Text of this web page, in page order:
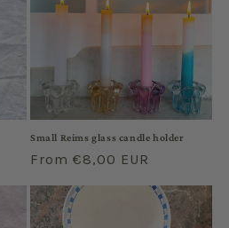
Small Reims glass candle holder
Regular
From €8,00 EUR